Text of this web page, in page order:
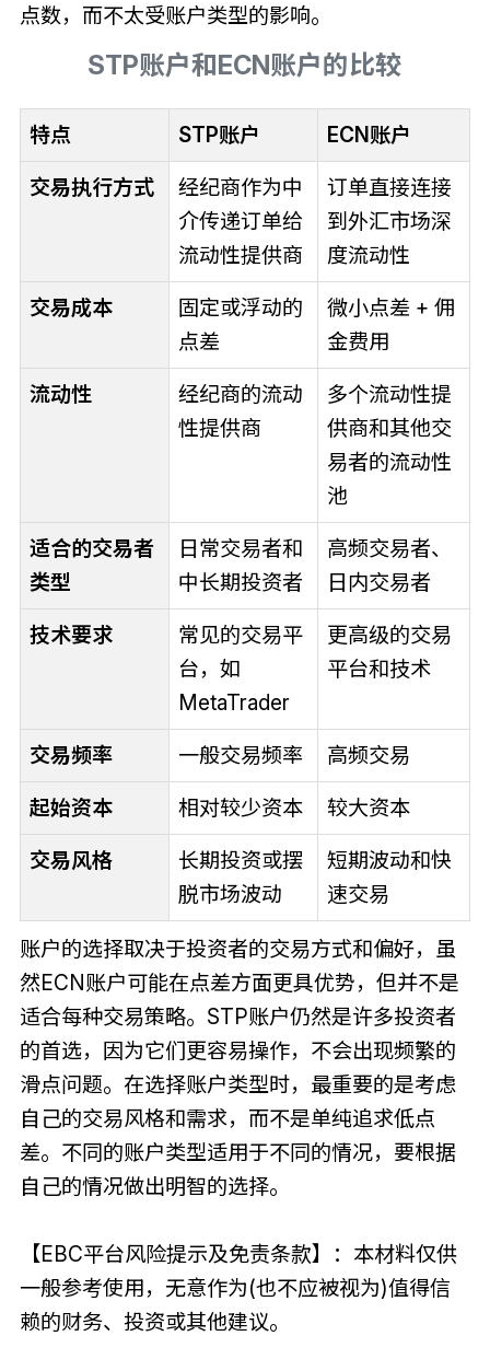
点数，而不太受账户类型的影响。
STP账户和ECN账户的比较
特点 STP账户
ECN账户
交易执行方式
经纪商作为中
介传递订单给
流动性提供商
订单直接连接
到外汇市场深
度流动性
交易成本
固定或浮动的
点差
微小点差 + 佣
金费用
流动性
经纪商的流动
性提供商
多个流动性提
供商和其他交
易者的流动性
池
适合的交易者
类型
日常交易者和
中长期投资者
高频交易者、
日内交易者
技术要求
常见的交易平
台，如
MetaTrader
更高级的交易
平台和技术
交易频率 一般交易频率
高频交易
起始资本
相对较少资本
较大资本
交易风格
长期投资或摆
脱市场波动
短期波动和快
速交易
账户的选择取决于投资者的交易方式和偏好，虽
然ECN账户可能在点差方面更具优势，但并不是
适合每种交易策略。STP账户仍然是许多投资者
的首选，因为它们更容易操作，不会出现频繁的
滑点问题。在选择账户类型时，最重要的是考虑
自己的交易风格和需求，而不是单纯追求低点
差。不同的账户类型适用于不同的情况，要根据
自己的情况做出明智的选择。
【EBC平台风险提示及免责条款】：本材料仅供
一般参考使用，无意作为(也不应被视为)值得信
赖的财务、投资或其他建议。